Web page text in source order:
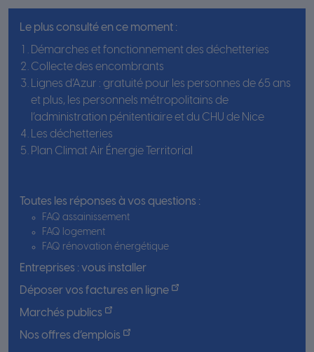
Le plus consulté en ce moment :
Démarches et fonctionnement des déchetteries
Collecte des encombrants
Lignes d’Azur : gratuité pour les personnes de 65 ans
et plus, les personnels métropolitains de
l’administration pénitentiaire et du CHU de Nice
Les déchetteries
Plan Climat Air Énergie Territorial
Toutes les réponses à vos questions :
FAQ assainissement
FAQ logement
FAQ rénovation énergétique
Entreprises : vous installer
Déposer vos factures en ligne
Marchés publics
Nos offres d’emplois